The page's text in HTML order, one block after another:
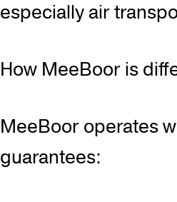
especially air
How MeeBoor is
MeeBoor operates
guarantees: